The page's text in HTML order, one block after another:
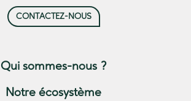
CONTACTEZ-NOUS
Qui sommes-nous ?
Notre écosystème